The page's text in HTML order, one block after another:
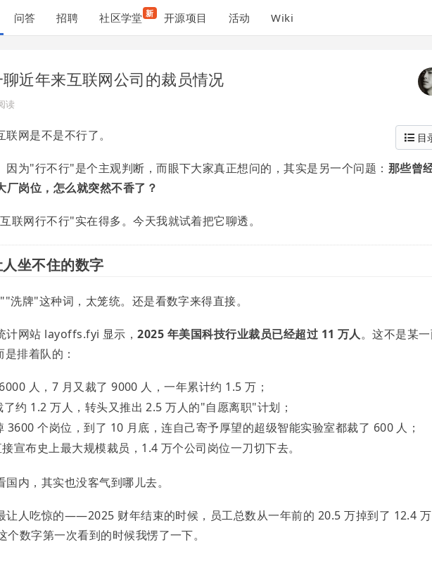
问答 招聘 社区学堂 新 开源项目 活动 Wiki
近年来互联网公司的裁员情况
读
目
网是不是不行了。
因为"行不行"是个主观判断，而眼下大家真正想问的，其实是另一个问题： 那些曾
岗位，怎么就突然不香了？
联网行不行"实在得多。今天我就试着把它聊透。
坐不住的数字
洗牌"这种词，太笼统。还是看数字来得直接。
计网站 layoffs.fyi 显示，2025 年美国科技行业裁员已经超过 11 万人。这不是某
排着队的：
人，7 月又裁了 9000 人，一年累计约 1.5 万；
了约 1.2 万人，转头又推出 2.5 万人的"自愿离职"计划；
3600 个岗位，到了 10 月底，连自己寄予厚望的超级智能实验室都裁了 600 人；
宣布史上最大规模裁员，1.4 万个公司岗位一刀切下去。
内，其实也没客气到哪儿去。
让人吃惊的——2025 财年结束的时候，员工总数从一年前的 20.5 万掉到了 12.4 万
个数字第一次看到的时候我愣了一下。